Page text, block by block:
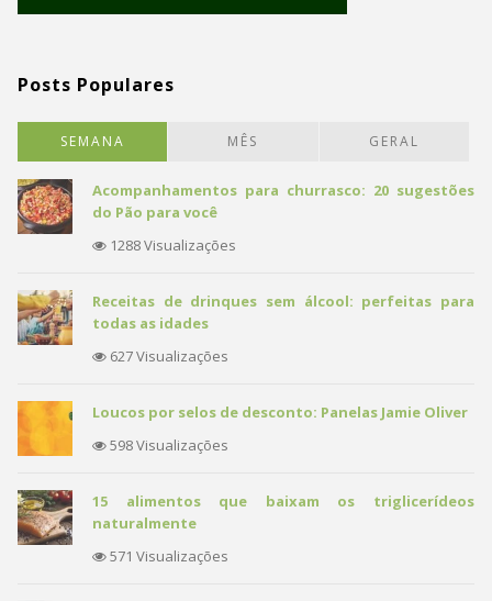
Posts Populares
SEMANA MÊS GERAL
Acompanhamentos para churrasco: 20 sugestões
do Pão para você
1288 Visualizações
Receitas de drinques sem álcool: perfeitas para
todas as idades
627 Visualizações
Loucos por selos de desconto: Panelas Jamie Oliver
598 Visualizações
15 alimentos que baixam os triglicerídeos
naturalmente
571 Visualizações